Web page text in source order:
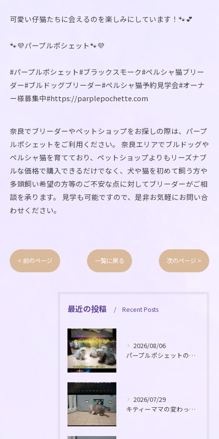
可愛い仔猫たちに会えるのを楽しみにしています！🐾💕
🐾💜パープルポシェット🐾💜
#パープルポシェット#ブラックスモーク#ペルシャ猫ブリー
ダー#ブルドッグブリーダー#ペルシャ猫予約見学会#オーナ
ー様募集中#https://parplepochette.com
奈良でブリーダーやペットショップをお探しの際は、パープ
ルポシェットをご利用ください。 奈良エリアでブルドッグや
ペルシャ猫を育てており、ペットショップよりもリーズナブ
ルな価格で購入できるだけでなく、犬や猫を初めて飼う方や
多頭飼い希望の方等のご不安な点に対してブリーダーがご相
談を承ります。 見学も可能ですので、是非お気軽にお問い合
わせください。
< 前のページ 一覧に戻る 次のページ >
最近の投稿 Recent Posts
2026/08/06
パープルポシェットのメイママの可愛いペルシャ仔猫4兄姉の販売...
2026/07/29
キティーママの変わった毛色の仔猫が生れました！